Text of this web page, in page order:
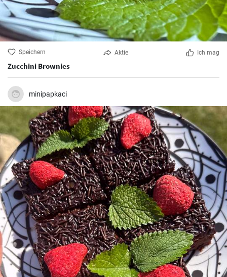
Speichern Aktie Ich mag
Zucchini Brownies
minipapkaci